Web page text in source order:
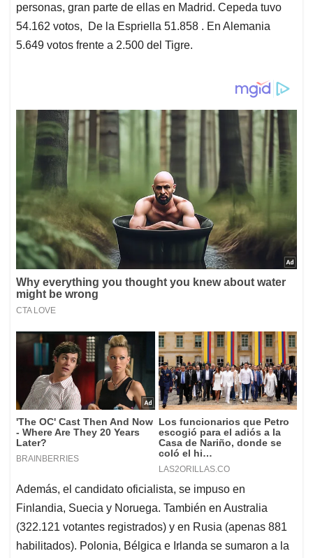
personas, gran parte de ellas en Madrid. Cepeda tuvo
54.162 votos, De la Espriella 51.858 . En Alemania
5.649 votos frente a 2.500 del Tigre.
Además, el candidato oficialista, se impuso en
Finlandia, Suecia y Noruega. También en Australia
(322.121 votantes registrados) y en Rusia (apenas 881
habilitados). Polonia, Bélgica e Irlanda se sumaron a la